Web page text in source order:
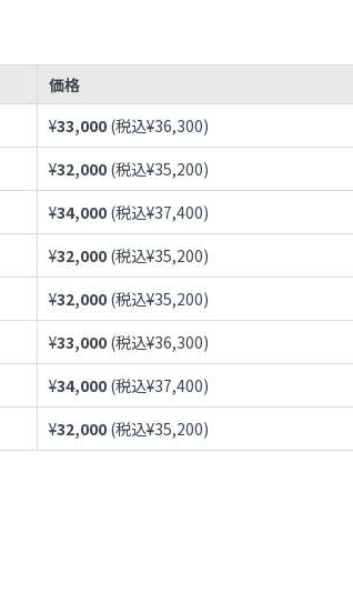
価格
¥33,000 (税込¥36,300)
¥32,000 (税込¥35,200)
¥34,000 (税込¥37,400)
¥32,000 (税込¥35,200)
¥32,000 (税込¥35,200)
¥33,000 (税込¥36,300)
¥34,000 (税込¥37,400)
¥32,000 (税込¥35,200)